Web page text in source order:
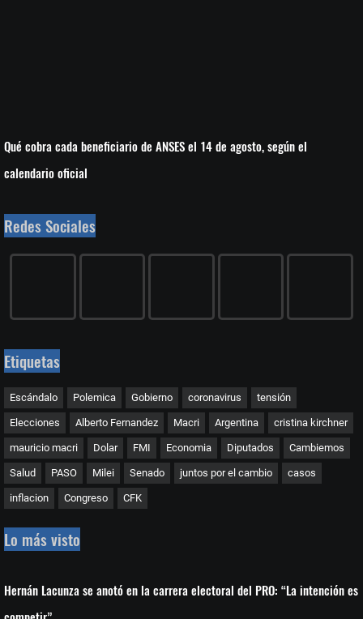
Qué cobra cada beneficiario de ANSES el 14 de agosto, según el
calendario oficial
Redes Sociales
Etiquetas
Escándalo Polemica Gobierno coronavirus tensión
Elecciones Alberto Fernandez Macri Argentina cristina kirchner
mauricio macri Dolar FMI Economia Diputados Cambiemos
Salud PASO Milei Senado juntos por el cambio casos
inflacion Congreso CFK
Lo más visto
Hernán Lacunza se anotó en la carrera electoral del PRO: “La intención es